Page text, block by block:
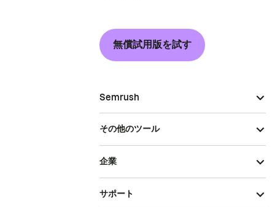
無償試用版を試す
Semrush
その他のツール
企業
サポート